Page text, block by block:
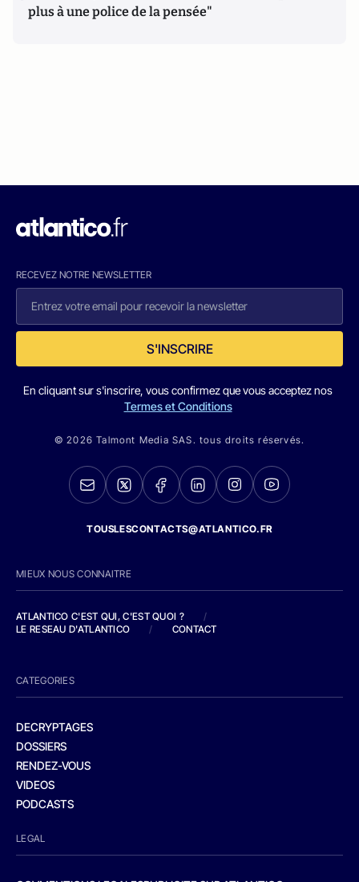
plus à une police de la pensée"
RECEVEZ NOTRE NEWSLETTER
S'INSCRIRE
En cliquant sur s'inscrire, vous confirmez que vous acceptez nos
Termes et Conditions
© 2026 Talmont Media SAS. tous droits réservés.
TOUSLESCONTACTS@ATLANTICO.FR
MIEUX NOUS CONNAITRE
ATLANTICO C'EST QUI, C'EST QUOI ?
/
LE RESEAU D'ATLANTICO
/ CONTACT
CATEGORIES
DECRYPTAGES
DOSSIERS
RENDEZ-VOUS
VIDEOS
PODCASTS
LEGAL